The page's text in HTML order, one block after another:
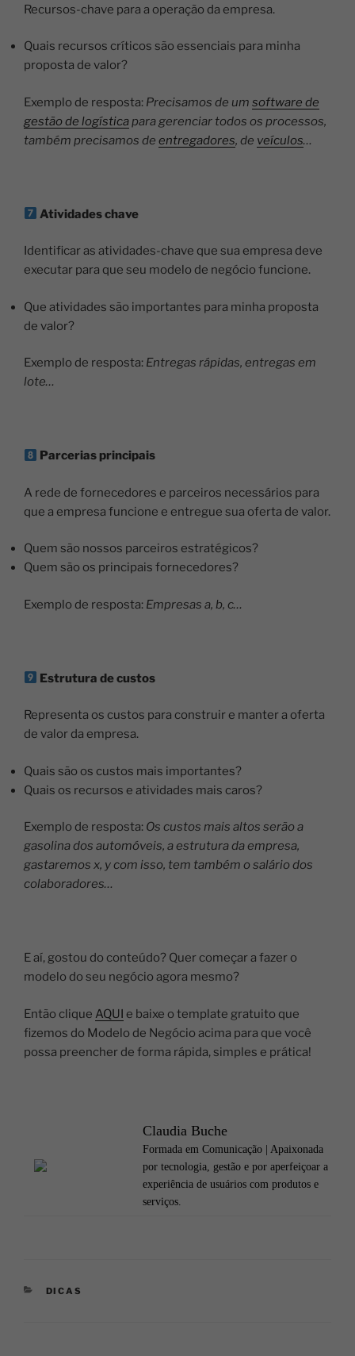
Recursos-chave para a operação da empresa.
Quais recursos críticos são essenciais para minha
proposta de valor?
Exemplo de resposta: Precisamos de um software de
gestão de logísticapara gerenciar todos os processos,
também precisamos de entregadores, de veículos…
Atividades chave
Identificar as atividades-chave que sua empresa deve
executar para que seu modelo de negócio funcione.
Que atividades são importantes para minha proposta
de valor?
Exemplo de resposta: Entregas rápidas, entregas em
lote…
Parcerias principais
A rede de fornecedores e parceiros necessários para
que a empresa funcione e entregue sua oferta de valor.
Quem são nossos parceiros estratégicos?
Quem são os principais fornecedores?
Exemplo de resposta: Empresas a, b, c…
Estrutura de custos
Representa os custos para construir e manter a oferta
de valor da empresa.
Quais são os custos mais importantes?
Quais os recursos e atividades mais caros?
Exemplo de resposta: Os custos mais altos serão a
gasolina dos automóveis, a estrutura da empresa,
gastaremos x, y com isso, tem também o salário dos
colaboradores…
E aí, gostou do conteúdo? Quer começar a fazer o
modelo do seu negócio agora mesmo?
Então clique AQUI e baixe o template gratuito que
fizemos do Modelo de Negócio acima para que você
possa preencher de forma rápida, simples e prática!
Claudia Buche
Formada em Comunicação | Apaixonada
por tecnologia, gestão e por aperfeiçoar a
experiência de usuários com produtos e
serviços.
DICAS